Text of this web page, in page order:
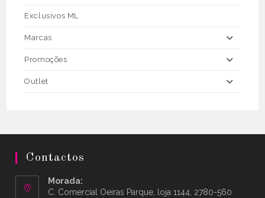
Exclusivos ML
Marcas
Promoções
Outlet
Contactos
Morada:
C. Comercial Oeiras Parque, loja 1144, 2780-560